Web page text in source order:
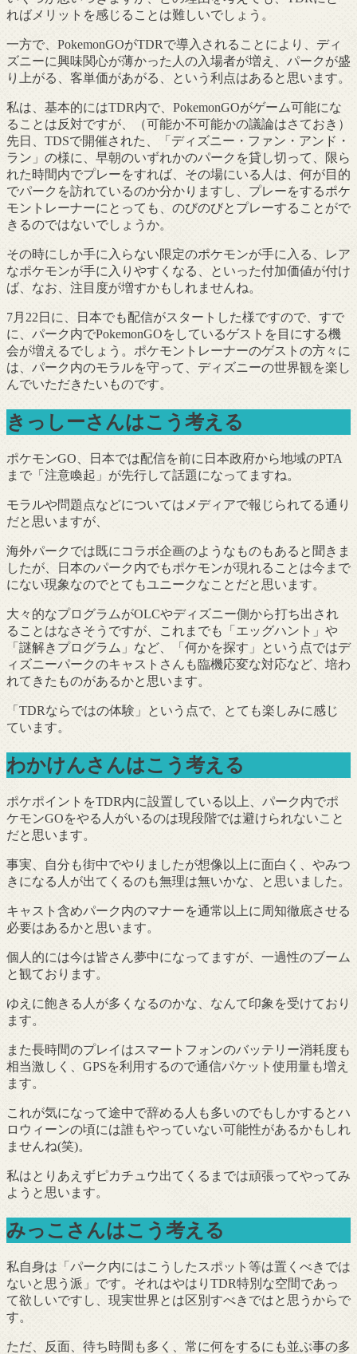
ればメリットを感じることは難しいでしょう。
一方で、PokemonGOがTDRで導入されることにより、ディ
ズニーに興味関心が薄かった人の入場者が増え、パークが盛
り上がる、客単価があがる、という利点はあると思います。
私は、基本的にはTDR内で、PokemonGOがゲーム可能にな
ることは反対ですが、（可能か不可能かの議論はさておき）
先日、TDSで開催された、「ディズニー・ファン・アンド・
ラン」の様に、早朝のいずれかのパークを貸し切って、限ら
れた時間内でプレーをすれば、その場にいる人は、何が目的
でパークを訪れているのか分かりますし、プレーをするポケ
モントレーナーにとっても、のびのびとプレーすることがで
きるのではないでしょうか。
その時にしか手に入らない限定のポケモンが手に入る、レア
なポケモンが手に入りやすくなる、といった付加価値が付け
ば、なお、注目度が増すかもしれませんね。
7月22日に、日本でも配信がスタートした様ですので、すで
に、パーク内でPokemonGOをしているゲストを目にする機
会が増えるでしょう。ポケモントレーナーのゲストの方々に
は、パーク内のモラルを守って、ディズニーの世界観を楽し
んでいただきたいものです。
きっしーさんはこう考える
ポケモンGO、日本では配信を前に日本政府から地域のPTA
まで「注意喚起」が先行して話題になってますね。
モラルや問題点などについてはメディアで報じられてる通り
だと思いますが、
海外パークでは既にコラボ企画のようなものもあると聞きま
したが、日本のパーク内でもポケモンが現れることは今まで
にない現象なのでとてもユニークなことだと思います。
大々的なプログラムがOLCやディズニー側から打ち出され
ることはなさそうですが、これまでも「エッグハント」や
「謎解きプログラム」など、「何かを探す」という点ではデ
ィズニーパークのキャストさんも臨機応変な対応など、培わ
れてきたものがあるかと思います。
「TDRならではの体験」という点で、とても楽しみに感じ
ています。
わかけんさんはこう考える
ポケポイントをTDR内に設置している以上、パーク内でポ
ケモンGOをやる人がいるのは現段階では避けられないこと
だと思います。
事実、自分も街中でやりましたが想像以上に面白く、やみつ
きになる人が出てくるのも無理は無いかな、と思いました。
キャスト含めパーク内のマナーを通常以上に周知徹底させる
必要はあるかと思います。
個人的には今は皆さん夢中になってますが、一過性のブーム
と観ております。
ゆえに飽きる人が多くなるのかな、なんて印象を受けており
ます。
また長時間のプレイはスマートフォンのバッテリー消耗度も
相当激しく、GPSを利用するので通信パケット使用量も増え
ます。
これが気になって途中で辞める人も多いのでもしかするとハ
ロウィーンの頃には誰もやっていない可能性があるかもしれ
ませんね(笑)。
私はとりあえずピカチュウ出てくるまでは頑張ってやってみ
ようと思います。
みっこさんはこう考える
私自身は「パーク内にはこうしたスポット等は置くべきでは
ないと思う派」です。それはやはりTDR特別な空間であっ
て欲しいですし、現実世界とは区別すべきではと思うからで
す。
ただ、反面、待ち時間も多く、常に何をするにも並ぶ事の多